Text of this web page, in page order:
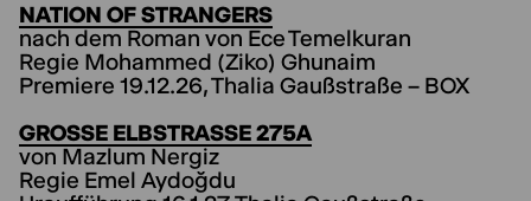
NATION OF STRANGERS
nach dem Roman von Ece Temelkuran
Regie Mohammed (Ziko) Ghunaim
Premiere 19.12.26, Thalia Gaußstraße – BOX
GROSSE ELBSTRASSE 275A
von Mazlum Nergiz
Regie Emel Aydoğdu